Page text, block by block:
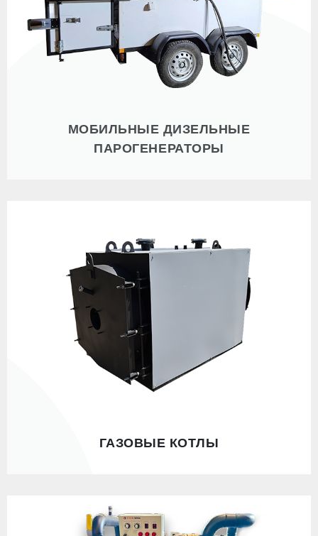
МОБИЛЬНЫЕ ДИЗЕЛЬНЫЕ
ПАРОГЕНЕРАТОРЫ
ГАЗОВЫЕ КОТЛЫ